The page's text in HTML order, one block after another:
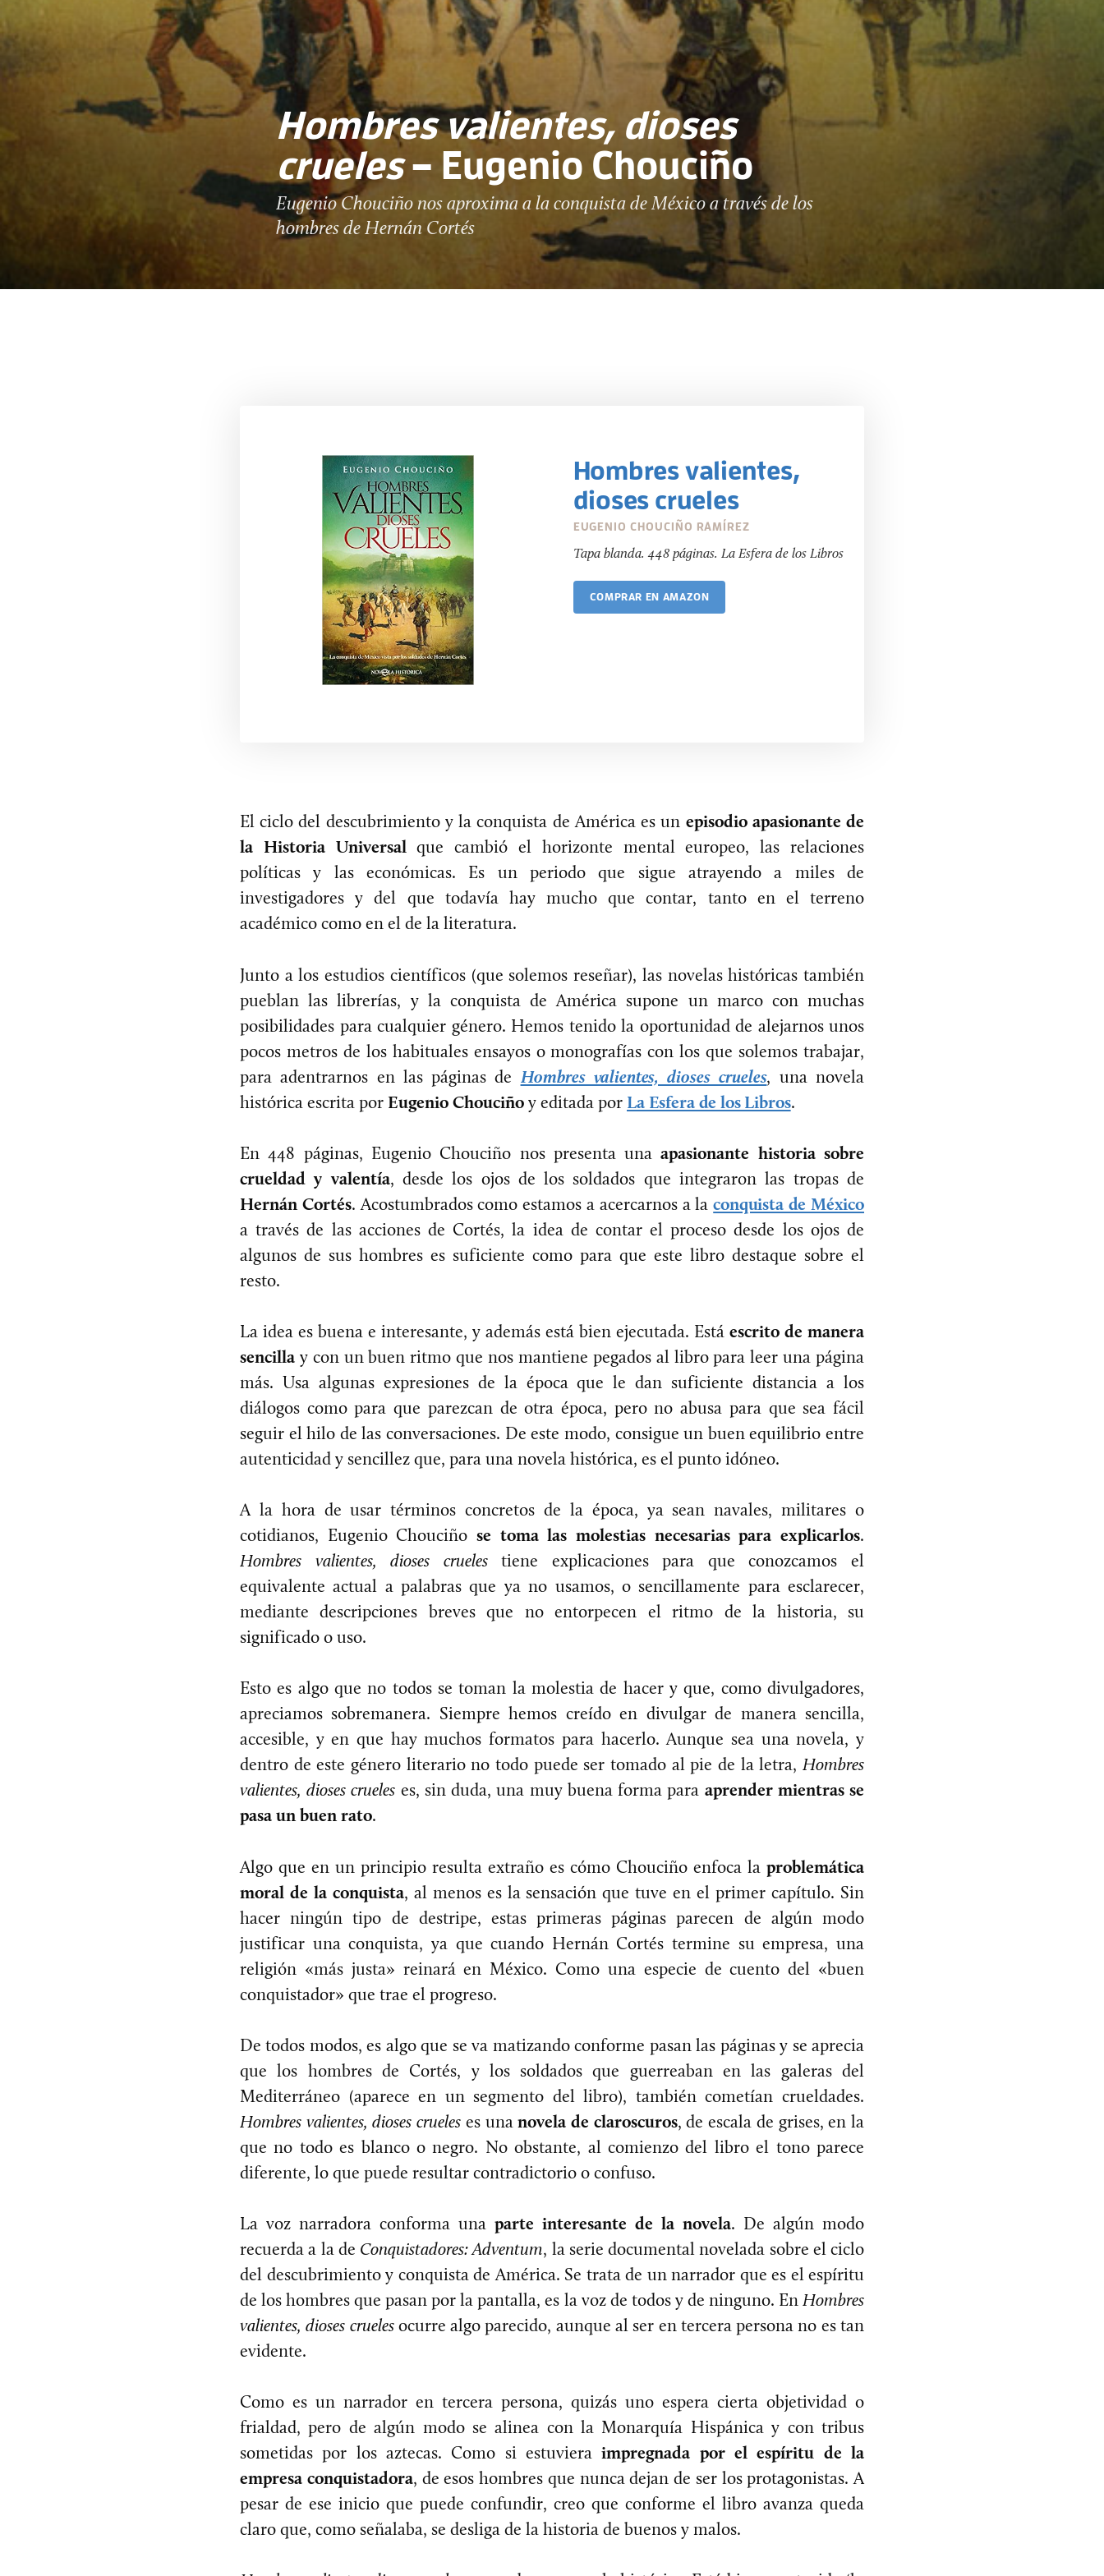
Hombres valientes, dioses
crueles– Eugenio Chouciño
Eugenio Chouciño nos aproxima a la conquista de México a través de los
hombres de Hernán Cortés
Hombres valientes,
dioses crueles
EUGENIO CHOUCIÑO RAMÍREZ
Tapa blanda. 448 páginas. La Esfera de los Libros
COMPRAR
El ciclo del descubrimiento y la conquista de América es un episodio apasionante de
la Historia Universalque cambió el horizonte mental europeo, las relaciones
políticas y las económicas. Es un periodo que sigue atrayendo a miles de
investigadores y del que todavía hay mucho que contar, tanto en el terreno
académico como en el de la literatura.
Junto a los estudios científicos (que solemos reseñar), las novelas históricas también
pueblan las librerías, y la conquista de América supone un marco con muchas
posibilidades para cualquier género. Hemos tenido la oportunidad de alejarnos unos
pocos metros de los habituales ensayos o monografías con los que solemos trabajar,
para adentrarnos en las páginas de Hombres valientes, dioses crueles, una novela
histórica escrita por Eugenio Chouciño y editada por La Esfera de los Libros.
En 448 páginas, Eugenio Chouciño nos presenta unaapasionante historia sobre
crueldad y valentía, desde los ojos de los soldados que integraron las tropas de
Hernán Cortés. Acostumbrados como estamos a acercarnos a laconquista de México
a través de las acciones de Cortés, la idea de contar el proceso desde los ojos de
algunos de sus hombres es suficiente como para que este libro destaque sobre el
resto.
La idea es buena e interesante, y además está bien ejecutada. Está escrito de manera
sencilla y con un buen ritmo que nos mantiene pegados al libro para leer una página
más. Usa algunas expresiones de la época que le dan suficiente distancia a los
diálogos como para que parezcan de otra época, pero no abusa para que sea fácil
seguir el hilo de las conversaciones. De este modo, consigue un buen equilibrio entre
autenticidad y sencillez que, para una novela histórica, es el punto idóneo.
A la hora de usar términos concretos de la época, ya sean navales, militares o
cotidianos, Eugenio Chouciño se toma las molestias necesarias para explicarlos.
Hombres valientes, dioses cruelestiene explicaciones para que conozcamos el
equivalente actual a palabras que ya no usamos, o sencillamente para esclarecer,
mediante descripciones breves que no entorpecen el ritmo de la historia, su
significado o uso.
Esto es algo que no todos se toman la molestia de hacer y que, como divulgadores,
apreciamos sobremanera. Siempre hemos creído en divulgar de manera sencilla,
accesible, y en que hay muchos formatos para hacerlo. Aunque sea una novela, y
dentro de este género literario no todo puede ser tomado al pie de la letra, Hombres
valientes, dioses crueles es, sin duda, una muy buena forma para aprender mientras se
pasa un buen rato.
Algo que en un principio resulta extraño es cómo Chouciño enfoca la problemática
moral de la conquista, al menos es la sensación que tuve en el primer capítulo. Sin
hacer ningún tipo de destripe, estas primeras páginas parecen de algún modo
justificar una conquista, ya que cuando Hernán Cortés termine su empresa, una
religión «más justa» reinará en México. Como una especie de cuento del «buen
conquistador» que trae el progreso.
De todos modos, es algo que se va matizando conforme pasan las páginas y se aprecia
que los hombres de Cortés, y los soldados que guerreaban en las galeras del
Mediterráneo (aparece en un segmento del libro), también cometían crueldades.
Hombres valientes, dioses crueles es unanovela de claroscuros, de escala de grises, en la
que no todo es blanco o negro. No obstante, al comienzo del libro el tono parece
diferente, lo que puede resultar contradictorio o confuso.
La voz narradora conforma una parte interesante de la novela. De algún modo
recuerda a la de Conquistadores: Adventum, la serie documental novelada sobre el ciclo
del descubrimiento y conquista de América. Se trata de un narrador que es el espíritu
de los hombres que pasan por la pantalla, es la voz de todos y de ninguno. En Hombres
valientes, dioses cruelesocurre algo parecido, aunque al ser en tercera persona no es tan
evidente.
Como es un narrador en tercera persona, quizás uno espera cierta objetividad o
frialdad, pero de algún modo se alinea con la Monarquía Hispánica y con tribus
sometidas por los aztecas. Como si estuvieraimpregnada por el espíritu de la
empresa conquistadora, de esos hombres que nunca dejan de ser los protagonistas. A
pesar de ese inicio que puede confundir, creo que conforme el libro avanza queda
claro que, como señalaba, se desliga de la historia de buenos y malos.